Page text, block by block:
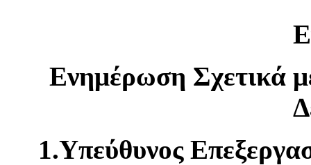
Ενημέρωση Σχετικά
1.Υπεύθυνος